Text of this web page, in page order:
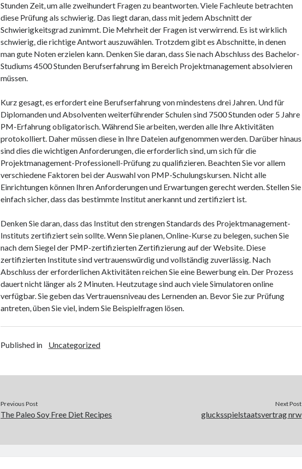
Stunden Zeit, um alle zweihundert Fragen zu beantworten. Viele Fachleute betrachten
diese Prüfung als schwierig. Das liegt daran, dass mit jedem Abschnitt der
Schwierigkeitsgrad zunimmt. Die Mehrheit der Fragen ist verwirrend. Es ist wirklich
schwierig, die richtige Antwort auszuwählen. Trotzdem gibt es Abschnitte, in denen
man gute Noten erzielen kann. Denken Sie daran, dass Sie nach Abschluss des Bachelor-
Studiums 4500 Stunden Berufserfahrung im Bereich Projektmanagement absolvieren
müssen.
Kurz gesagt, es erfordert eine Berufserfahrung von mindestens drei Jahren. Und für
Diplomanden und Absolventen weiterführender Schulen sind 7500 Stunden oder 5 Jahre
PM-Erfahrung obligatorisch. Während Sie arbeiten, werden alle Ihre Aktivitäten
protokolliert. Daher müssen diese in Ihre Dateien aufgenommen werden. Darüber hinaus
sind dies die wichtigen Anforderungen, die erforderlich sind, um sich für die
Projektmanagement-Professionell-Prüfung zu qualifizieren. Beachten Sie vor allem
verschiedene Faktoren bei der Auswahl von PMP-Schulungskursen. Nicht alle
Einrichtungen können Ihren Anforderungen und Erwartungen gerecht werden. Stellen Sie
einfach sicher, dass das bestimmte Institut anerkannt und zertifiziert ist.
Denken Sie daran, dass das Institut den strengen Standards des Projektmanagement-
Instituts zertifiziert sein sollte. Wenn Sie planen, Online-Kurse zu belegen, suchen Sie
nach dem Siegel der PMP-zertifizierten Zertifizierung auf der Website. Diese
zertifizierten Institute sind vertrauenswürdig und vollständig zuverlässig. Nach
Abschluss der erforderlichen Aktivitäten reichen Sie eine Bewerbung ein. Der Prozess
dauert nicht länger als 2 Minuten. Heutzutage sind auch viele Simulatoren online
verfügbar. Sie geben das Vertrauensniveau des Lernenden an. Bevor Sie zur Prüfung
antreten, üben Sie viel, indem Sie Beispielfragen lösen.
Published in Uncategorized
Previous Post
The Paleo Soy Free Diet Recipes
Next Post
glucksspielstaatsvertrag nrw